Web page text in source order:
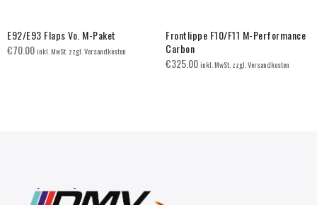
E92/E93 Flaps Vo. M-Paket
€70.00inkl. MwSt. zzgl. Versandkosten
Frontlippe F10/F11 M-Performance
Carbon
€325.00inkl. MwSt. zzgl. Versandkosten